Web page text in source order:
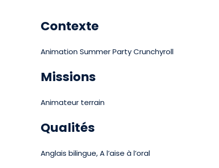
Contexte
Animation Summer Party Crunchyroll
Missions
Animateur terrain
Qualités
Anglais bilingue, A l’aise à l’oral